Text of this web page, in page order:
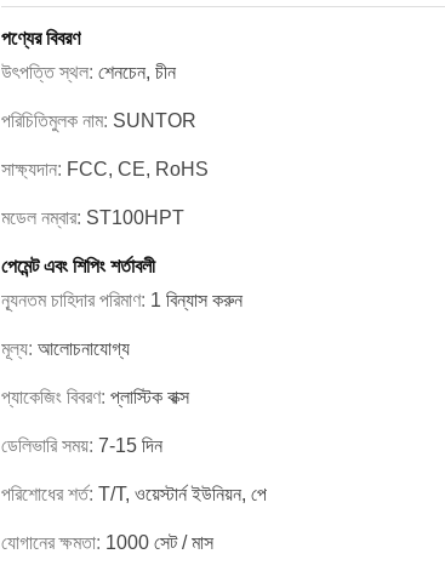
পণ্যের বিবরণ
উৎপত্তি স্থল: শেনচেন, চীন
পরিচিতিমুলক নাম: SUNTOR
সাক্ষ্যদান: FCC, CE, RoHS
মডেল নম্বার: ST100HPT
পেমেন্ট এবং শিপিং শর্তাবলী
ন্যূনতম চাহিদার পরিমাণ: 1 বিন্যাস করুন
মূল্য: আলোচনাযোগ্য
প্যাকেজিং বিবরণ: প্লাস্টিক বাক্স
ডেলিভারি সময়: 7-15 দিন
পরিশোধের শর্ত: T/T, ওয়েস্টার্ন ইউনিয়ন, পে
যোগানের ক্ষমতা: 1000 সেট / মাস